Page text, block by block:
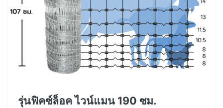
รุ่นฟิคซ์ล็อค ไวน์แมน 190 ซม.